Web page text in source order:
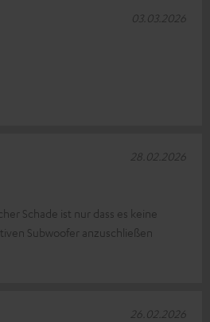
03.03.2026
Schade ist nur dass es keine
Subwoofer anzuschließen
28.02.2026
26.02.2026